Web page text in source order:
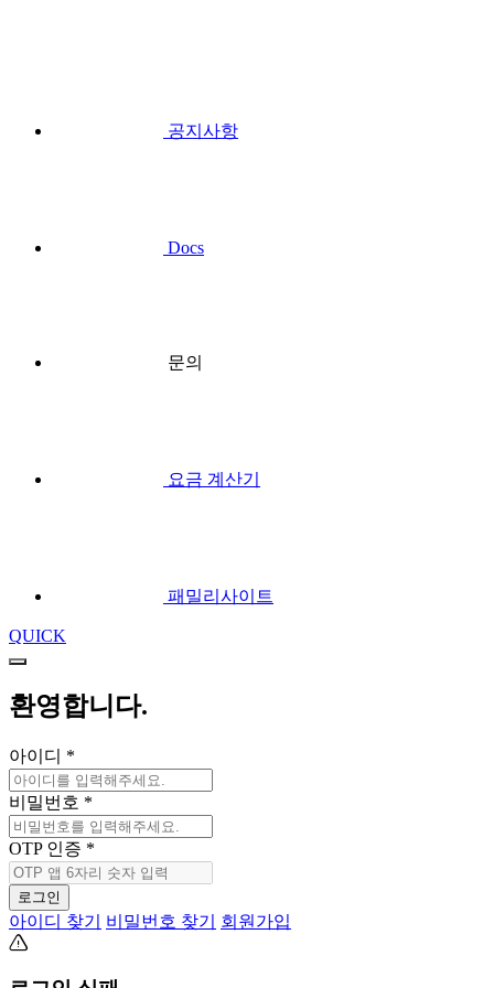
공지사항
Docs
문의
요금 계산기
패밀리사이트
QUICK
환영합니다.
아이디 *
비밀번호 *
OTP 인증 *
로그인
아이디 찾기 비밀번호 찾기 회원가입